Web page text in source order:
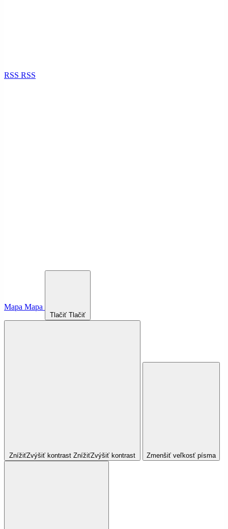
RSS RSS
Mapa Mapa
Tlačiť Tlačiť
ZnížiťZvýšiť kontrast ZnížiťZvýšiť kontrast Zmenšiť veľkosť písma